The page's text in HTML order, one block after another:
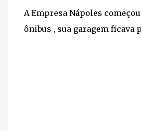
A Empresa Nápoles
ônibus , sua garagem ficava